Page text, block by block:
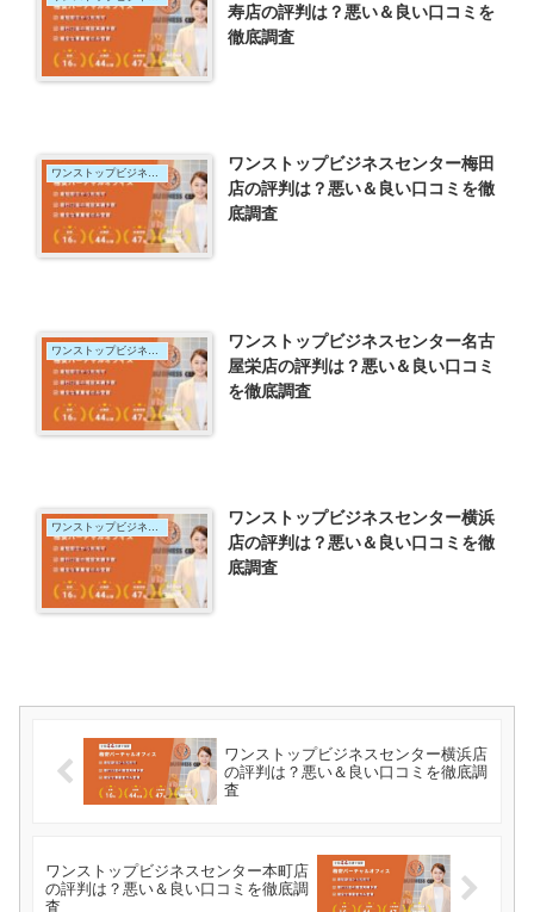
寿店の評判は？悪い＆良い口コミを
徹底調査
ワンストップビジネスセンター
ワンストップビジネスセンター梅田
店の評判は？悪い＆良い口コミを徹
底調査
ワンストップビジネスセンター名古
屋栄店の評判は？悪い＆良い口コミ
を徹底調査
ワンストップビジネスセンター
ワンストップビジネスセンター横浜
店の評判は？悪い＆良い口コミを徹
底調査
ワンストップビジネスセンター横浜店
の評判は？悪い＆良い口コミを徹底調
査
ワンストップビジネスセンター本町店
の評判は？悪い＆良い口コミを徹底調
査